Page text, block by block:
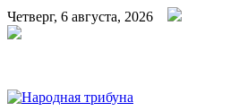
Четверг, 6 августа, 2026